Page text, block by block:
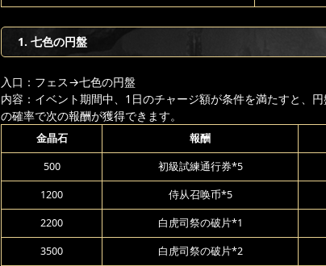
1. 七色の円盤
入口：フェス→七色の円盤
内容：イベント期間中、1日のチャージ額が条件を満たすと、
の確率で次の報酬が獲得できます。
金晶石 報酬
500 初級試練通行券*5
1200 侍从召唤币*5
2200 白虎司祭の破片*1
3500 白虎司祭の破片*2